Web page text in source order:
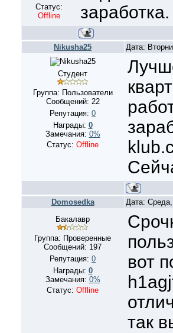
Статус:
Offline
заработка.
Nikusha25 Дата:
Студент
Группа: Пользователи
Сообщений: 22
Репутация: 0
Награды: 0
Замечания: 0%
Статус: Offline
Domosedka
Дата:
Бакалавр
Группа: Проверенные
Сообщений: 197
Репутация: 0
Награды: 0
Замечания: 0%
Статус: Offline
вот
так